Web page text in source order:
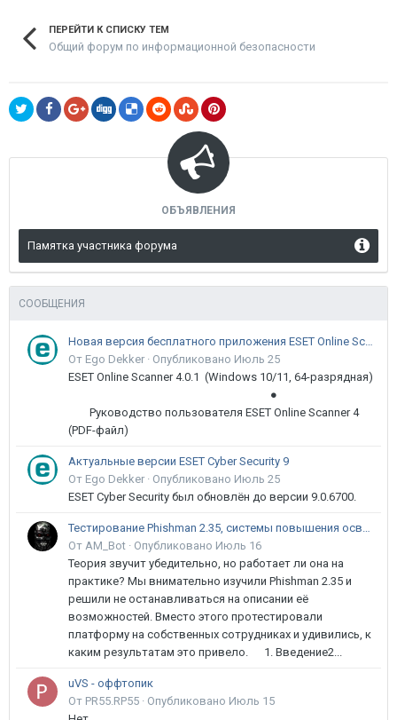
ПЕРЕЙТИ К СПИСКУ ТЕМ
Общий форум по информационной безопасности
ОБЪЯВЛЕНИЯ
Памятка участника форума
СООБЩЕНИЯ
Новая версия бесплатного приложения ESET Online Scanner доступна пользователям
От Ego Dekker · Опубликовано Июль 25
ESET Online Scanner 4.0.1 (Windows 10/11, 64-разрядная)
●
Руководство пользователя ESET Online Scanner 4
(PDF-файл)
Актуальные версии ESET Cyber Security 9
От Ego Dekker · Опубликовано Июль 25
ESET Cyber Security был обновлён до версии 9.0.6700.
Тестирование Phishman 2.35, системы повышения осведомлённости пользователей в сфере ИБ
От AM_Bot · Опубликовано Июль 16
Теория звучит убедительно, но работает ли она на
практике? Мы внимательно изучили Phishman 2.35 и
решили не останавливаться на описании её
возможностей. Вместо этого протестировали
платформу на собственных сотрудниках и удивились, к
каким результатам это привело. 1. Введение2...
uVS - оффтопик
От PR55.RP55 · Опубликовано Июль 15